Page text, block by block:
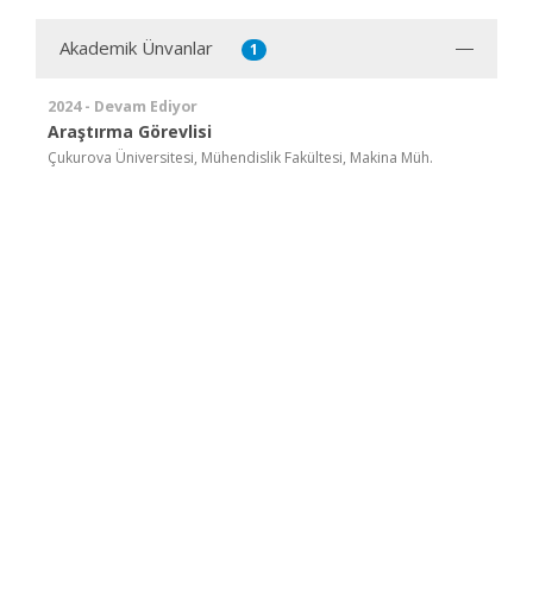
Akademik Ünvanlar 1
2024 - Devam Ediyor
Araştırma Görevlisi
Çukurova Üniversitesi, Mühendislik Fakültesi, Makina Müh.